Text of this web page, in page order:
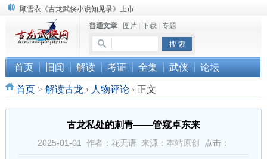
“武侠书库”查缺补漏活动圆满结束
《古龙小说原貌探究》修订版已上市
顾雪衣《古龙武侠小说知见录》上市
普通文章| 图片| 下载| 专题
首页 旧闻 解读 考证 全集 武侠 论坛
首页> 解读古龙 › 人物评论 ›正文
古龙私处的刺青——管窥卓东来
2025-01-01 作者：花无语 来源： 本站原创 点击：